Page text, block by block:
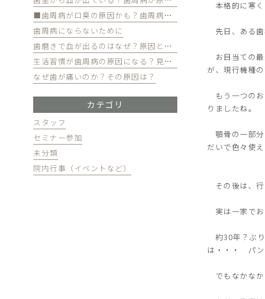
本格的に寒く
先日、ある歯
お目当ての
が、現行機種
もう一つのお
りましたね。
顎骨の一部分
だいで色々使え
その後は、
実は一家でお
約30年？ぶ
は・・・ パン
でもなかなか
■歯周病が口臭の原因かも？歯周病と口臭の関係について
歯周病にならないために
歯磨きで血が出るのはなぜ？原因と対策を解説
生活習慣が歯周病の原因になる？見直すべき習慣とは？
なぜ歯が痛いのか？その原因は？
カテゴリ
スタッフ
セミナー参加
未分類
院内行事（イベントなど）